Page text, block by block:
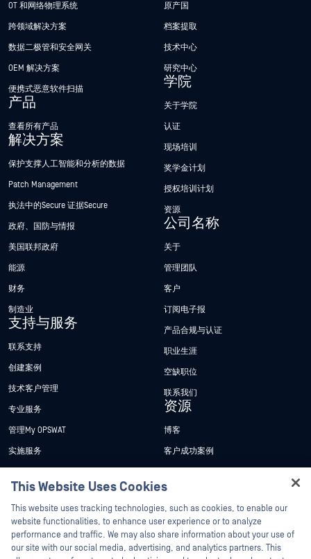
OT 和网络物理系统
跨领域解决方案
数据二极管和安全网关
OEM 解决方案
便携式恶意软件扫描
产品
查看所有产品
解决方案
保护支撑人工智能和分析的数据
Patch Management
执法中的Secure 证据Secure
政府、国防与情报
美国联邦政府
能源
财务
制造业
支持与服务
联系支持
创建案例
技术客户管理
专业服务
管理My OPSWAT
实施服务
技术文档
培训
漏洞计划
合作伙伴
原产国
档案提取
技术中心
研究中心
学院
关于学院
认证
现场培训
奖学金计划
授权培训计划
资源
公司名称
关于
管理团队
客户
订阅电子报
产品合规与认证
职业生涯
空缺职位
联系我们
资源
博客
客户成功案例
新闻报道
活动
网络研讨会
产品型录
This Website Uses Cookies
This website uses tracking technologies, such as cookies, to enable our
website functionalities, to enhance user experience or to analyze
performance and traffic. We may also share information about your use of
our site with our social media, advertising, and analytics partners. This
Hey there!
I'm Ozzy, your OPSWAT virtual assistant.
How can I help you secure what's critical
today?